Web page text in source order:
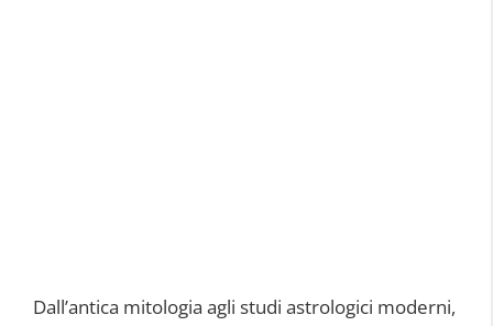
Dall’antica mitologia agli studi astrologici moderni,